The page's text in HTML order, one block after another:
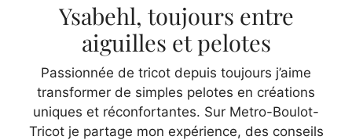
Ysabehl, toujours entre
aiguilles et pelotes
Passionnée de tricot depuis toujours j’aime
transformer de simples pelotes en créations
uniques et réconfortantes. Sur Metro-Boulot-
Tricot je partage mon expérience, des conseils